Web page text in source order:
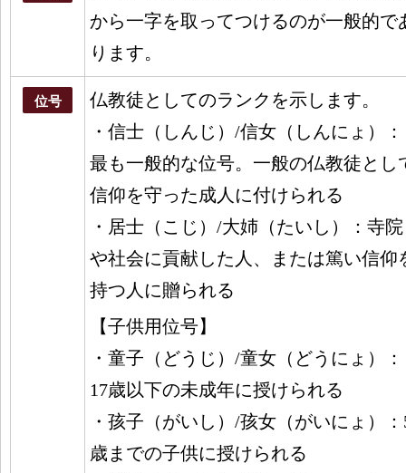
から一字を取ってつけるのが一般的で
ります。
位号 仏教徒としてのランク を示します。
・信士（しんじ）/信女（しんにょ）：
最も一般的な位号。一般の仏教徒とし
信仰を守った成人に付けられる
・居士（こじ）/大姉（たいし）：寺院
や社会に貢献した人、または篤い信仰
持つ人に贈られる
【子供用位号】
・童子（どうじ）/童女（どうにょ）：
17歳以下の未成年に授けられる
・孩子（がいし）/孩女（がいにょ）：
歳までの子供に授けられる